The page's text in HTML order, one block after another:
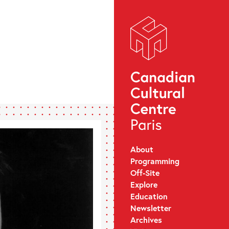
About
Programming
Off-Site
Explore
Education
Newsletter
Archives